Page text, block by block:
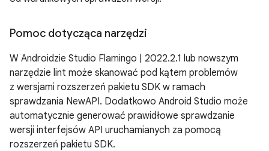
Pomoc dotycząca narzędzi
W Androidzie Studio Flamingo | 2022.2.1 lub nowszym
narzędzie lint może skanować pod kątem problemów
z wersjami rozszerzeń pakietu SDK w ramach
sprawdzania NewAPI. Dodatkowo Android Studio może
automatycznie generować prawidłowe sprawdzanie
wersji interfejsów API uruchamianych za pomocą
rozszerzeń pakietu SDK.